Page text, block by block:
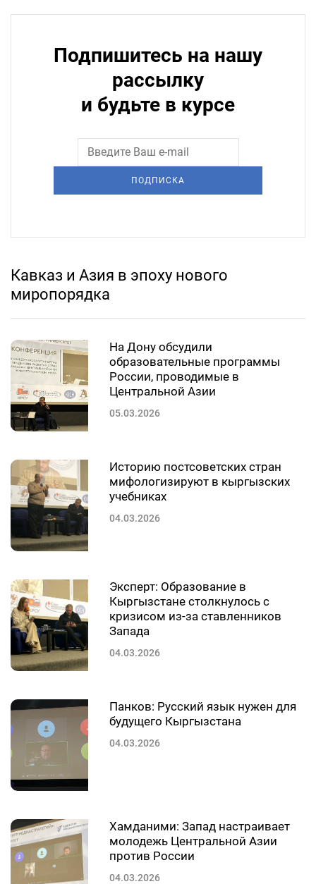
Подпишитесь на нашу
рассылку
и будьте в курсе
ПОДПИСКА
Кавказ и Азия в эпоху нового
миропорядка
На Дону обсудили
образовательные программы
России, проводимые в
Центральной Азии
05.03.2026
Историю постсоветских стран
мифологизируют в кыргызских
учебниках
04.03.2026
Эксперт: Образование в
Кыргызстане столкнулось с
кризисом из-за ставленников
Запада
04.03.2026
Панков: Русский язык нужен для
будущего Кыргызстана
04.03.2026
Хамданими: Запад настраивает
молодежь Центральной Азии
против России
04.03.2026